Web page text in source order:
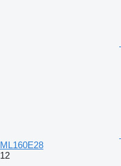
ML160E28
12